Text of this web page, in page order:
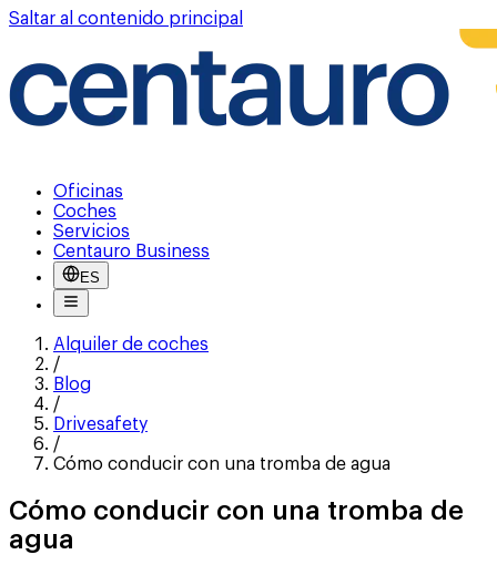
Saltar al contenido principal
Oficinas
Coches
Servicios
Centauro Business
ES
Alquiler de coches
/
Blog
/
Drivesafety
/
Cómo conducir con una tromba de agua
Cómo conducir con una tromba de
agua